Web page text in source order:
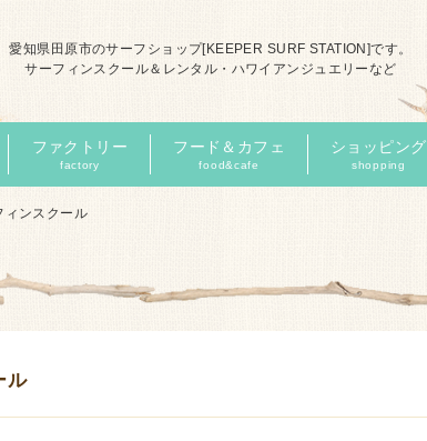
愛知県田原市のサーフショップ[KEEPER SURF STATION]です。
サーフィンスクール＆レンタル・ハワイアンジュエリーなど
ファクトリー
factory
フード＆カフェ
food&cafe
ショッピング
shopping
ィンスクール
ル